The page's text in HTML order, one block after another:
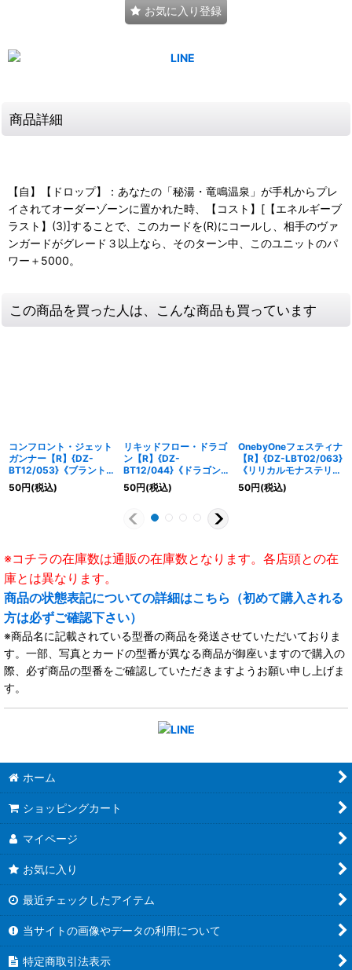
お気に入り登録
商品詳細
【自】【ドロップ】：あなたの「秘湯・竜鳴温泉」が手札からプレ
イされてオーダーゾーンに置かれた時、【コスト】[【エネルギーブ
ラスト】(3)]することで、このカードを(R)にコールし、相手のヴァ
ンガードがグレード３以上なら、そのターン中、このユニットのパ
ワー＋5000。
この商品を買った人は、こんな商品も買っています
コンフロント・ジェット
ガンナー【R】{DZ-
BT12/053}《ブラント
ゲート》
50円(税込)
リキッドフロー・ドラゴ
ン【R】{DZ-
BT12/044}《ドラゴン
エンパイア》
50円(税込)
OnebyOneフェスティナ
【R】{DZ-LBT02/063}
《リリカルモナステリ
オ》
50円(税込)
※コチラの在庫数は通販の在庫数となります。各店頭との在
庫とは異なります。
商品の状態表記についての詳細はこちら（初めて購入される
方は必ずご確認下さい）
※商品名に記載されている型番の商品を発送させていただいておりま
す。一部、写真とカードの型番が異なる商品が御座いますので購入の
際、必ず商品の型番をご確認していただきますようお願い申し上げま
す。
ホーム
ショッピングカート
マイページ
お気に入り
最近チェックしたアイテム
当サイトの画像やデータの利用について
特定商取引法表示